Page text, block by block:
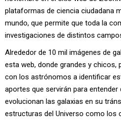
plataformas de ciencia ciudadana
mundo, que permite que toda la
investigaciones de distintos
Alrededor de 10 mil imágenes de
esta web, donde grandes y chicos,
con los astrónomos a identificar
aportes que servirán para
evolucionan las galaxias en su
estructuras del Universo como los